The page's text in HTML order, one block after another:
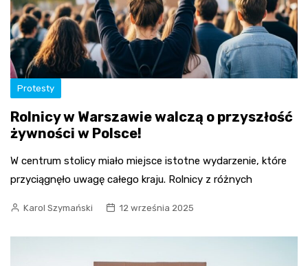
Protesty
Rolnicy w Warszawie walczą o przyszłość
żywności w Polsce!
W centrum stolicy miało miejsce istotne wydarzenie, które
przyciągnęło uwagę całego kraju. Rolnicy z różnych
Karol Szymański 12 września 2025